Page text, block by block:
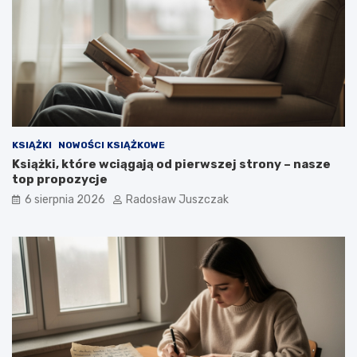
KSIĄŻKI NOWOŚCI KSIĄŻKOWE
Książki, które wciągają od pierwszej strony – nasze
top propozycje
6 sierpnia 2026 Radosław Juszczak